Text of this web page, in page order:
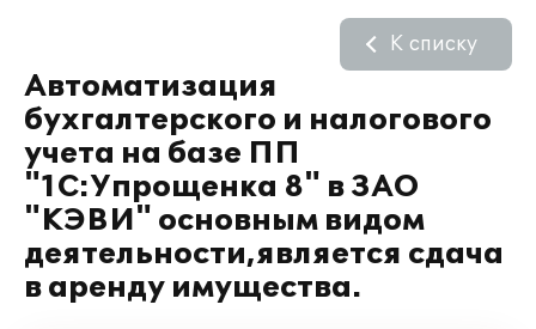
Автоматизация
бухгалтерского и налогового
учета на базе ПП
"1C:Упрощенка 8" в ЗАО
"КЭВИ" основным видом
деятельности,является сдача
в аренду имущества.
К списку